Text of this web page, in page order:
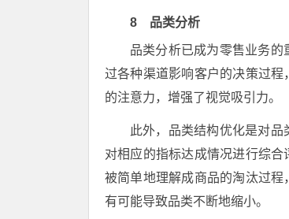
8 品类分析
品类分析已成为零售业务
过各种渠道影响客户的决策过
的注意力，增强了视觉吸引力。
此外，品类结构优化是对品
对相应的指标达成情况进行综
被简单地理解成商品的淘汰过
有可能导致品类不断地缩小。